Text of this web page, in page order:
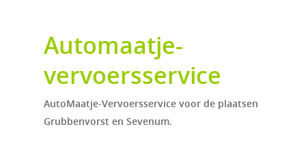
Automaatje-
vervoersservice
AutoMaatje-Vervoersservice voor de plaatsen
Grubbenvorst en Sevenum.